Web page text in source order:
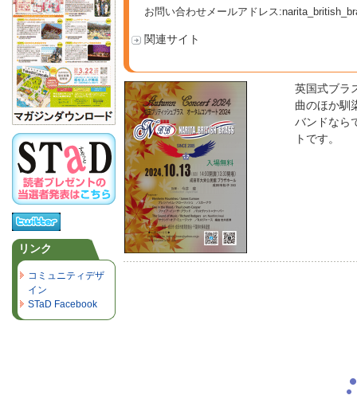
お問い合わせメールアドレス
関連サイト
英国式ブラ
曲のほか馴
バンドなら
トです。
リンク
コミュニティデザ
イン
STaD Facebook